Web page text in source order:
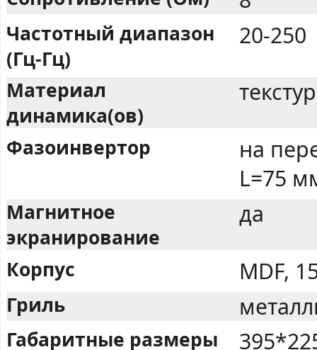
Частотный диапазон
(Гц-Гц)
20-250
Материал
динамика(ов)
Фазоинвертор
на
L=75
Магнитное
экранирование
да
Корпус MDF,
Гриль
Габаритные размеры